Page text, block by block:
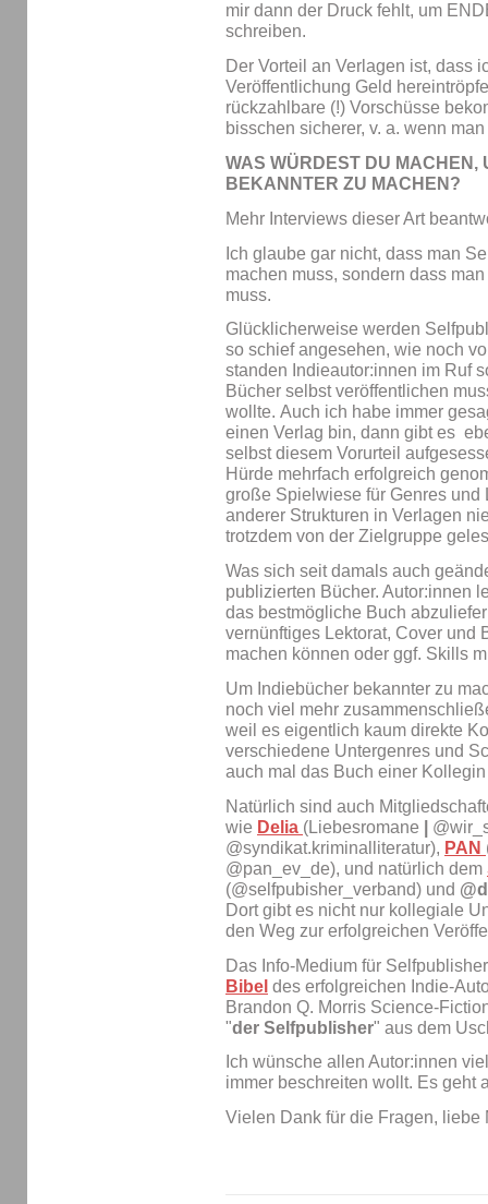
mir dann der Druck fehlt, um
schreiben.
Der Vorteil an Verlagen ist, dass
Veröffentlichung Geld
rückzahlbare (!) Vorschüsse
bisschen sicherer, v. a. wenn
WAS WÜRDEST DU MACHEN,
BEKANNTER ZU MACHEN?
Mehr Interviews dieser Art
Ich glaube gar nicht, dass man
machen muss, sondern dass
muss.
Glücklicherweise werden
so schief angesehen, wie noch
standen Indieautor:innen im Ruf
Bücher selbst veröffentlichen
wollte. Auch ich habe immer
einen Verlag bin, dann gibt es
selbst diesem Vorurteil
Hürde mehrfach erfolgreich
große Spielwiese für Genres und
anderer Strukturen in Verlagen
trotzdem von der Zielgruppe
Was sich seit damals auch
publizierten Bücher. Autor:innen
das bestmögliche Buch
vernünftiges Lektorat, Cover und
machen können oder ggf. Skills
Um Indiebücher bekannter zu
noch viel mehr
weil es eigentlich kaum direkte
verschiedene Untergenres und
auch mal das Buch einer
Natürlich sind auch
wie Delia (Liebesromane
@syndikat.kriminalliteratur), PAN
@pan_ev_de), und natürlich dem
(@selfpubisher_verband) und
Dort gibt es nicht nur kollegiale
den Weg zur erfolgreichen
Das Info-Medium für
Bibel des erfolgreichen Indie-
Brandon Q. Morris Science-
"der Selfpublisher" aus dem
Ich wünsche allen Autor:innen
immer beschreiten wollt. Es geht
Vielen Dank für die Fragen, liebe